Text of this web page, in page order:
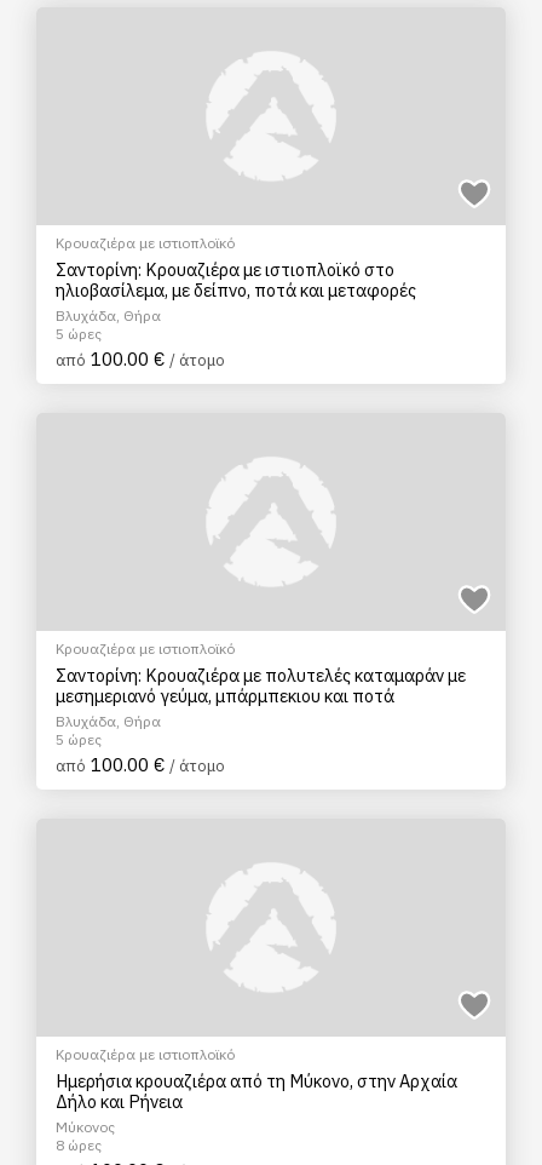
Κρουαζιέρα με ιστιοπλοϊκό
Σαντορίνη: Κρουαζιέρα με ιστιοπλοϊκό στο
ηλιοβασίλεμα, με δείπνο, ποτά και μεταφορές
Βλυχάδα, Θήρα
5 ώρες
από 100.00 € / άτομο
Κρουαζιέρα με ιστιοπλοϊκό
Σαντορίνη: Κρουαζιέρα με πολυτελές καταμαράν με
μεσημεριανό γεύμα, μπάρμπεκιου και ποτά
Βλυχάδα, Θήρα
5 ώρες
από 100.00 € / άτομο
Κρουαζιέρα με ιστιοπλοϊκό
Ημερήσια κρουαζιέρα από τη Μύκονο, στην Αρχαία
Δήλο και Ρήνεια
Μύκονος
8 ώρες